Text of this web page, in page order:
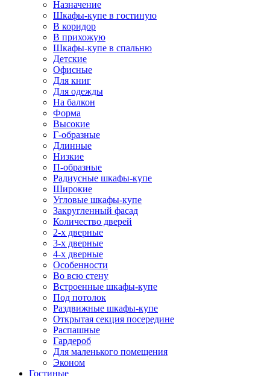
Назначение
Шкафы-купе в гостиную
В коридор
В прихожую
Шкафы-купе в спальню
Детские
Офисные
Для книг
Для одежды
На балкон
Форма
Высокие
Г-образные
Длинные
Низкие
П-образные
Радиусные шкафы-купе
Широкие
Угловые шкафы-купе
Закругленный фасад
Количество дверей
2-х дверные
3-х дверные
4-х дверные
Особенности
Во всю стену
Встроенные шкафы-купе
Под потолок
Раздвижные шкафы-купе
Открытая секция посередине
Распашные
Гардероб
Для маленького помещения
Эконом
Гостиные